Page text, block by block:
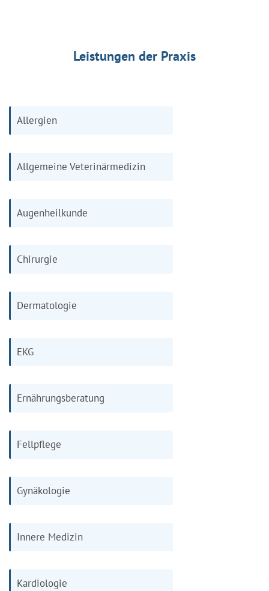
Leistungen der Praxis
Allergien
Allgemeine Veterinärmedizin
Augenheilkunde
Chirurgie
Dermatologie
EKG
Ernährungsberatung
Fellpflege
Gynäkologie
Innere Medizin
Kardiologie